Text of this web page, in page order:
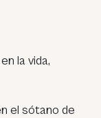
la vida,
el sótano de